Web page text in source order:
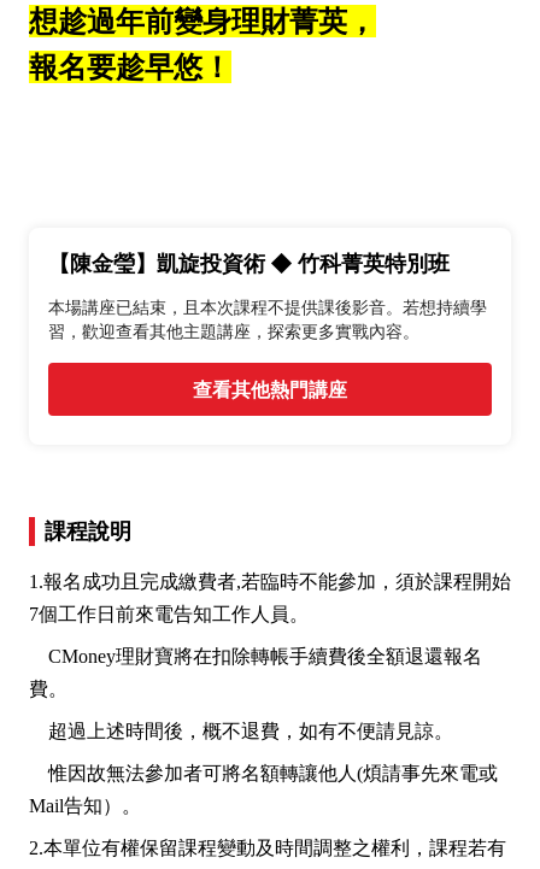
想趁過年前變身理財菁英，
報名要趁早悠！
【陳金瑩】凱旋投資術 ◆ 竹科菁英特別班
本場講座已結束，且本次課程不提供課後影音。若想持續學
習，歡迎查看其他主題講座，探索更多實戰內容。
查看其他熱門講座
課程說明
1.報名成功且完成繳費者,若臨時不能參加，須於課程開始
7個工作日前來電告知工作人員。
CMoney理財寶將在扣除轉帳手續費後全額退還報名
費。
超過上述時間後，概不退費，如有不便請見諒。
惟因故無法參加者可將名額轉讓他人(煩請事先來電或
Mail告知）。
2.本單位有權保留課程變動及時間調整之權利，課程若有